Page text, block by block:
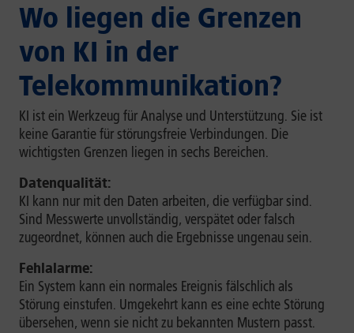
Wo liegen die Grenzen
von KI in der
Telekommunikation?
KI ist ein Werkzeug für Analyse und Unterstützung. Sie ist
keine Garantie für störungsfreie Verbindungen. Die
wichtigsten Grenzen liegen in sechs Bereichen.
Datenqualität:
KI kann nur mit den Daten arbeiten, die verfügbar sind.
Sind Messwerte unvollständig, verspätet oder falsch
zugeordnet, können auch die Ergebnisse ungenau sein.
Fehlalarme:
Ein System kann ein normales Ereignis fälschlich als
Störung einstufen. Umgekehrt kann es eine echte Störung
übersehen, wenn sie nicht zu bekannten Mustern passt.